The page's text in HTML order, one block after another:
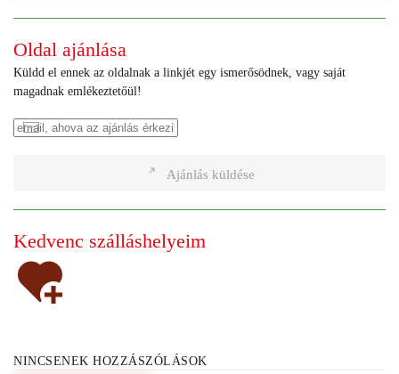
Oldal ajánlása
Küldd el ennek az oldalnak a linkjét egy ismerősödnek, vagy saját
magadnak emlékeztetőül!
Ajánlás küldése
Kedvenc szálláshelyeim
NINCSENEK HOZZÁSZÓLÁSOK